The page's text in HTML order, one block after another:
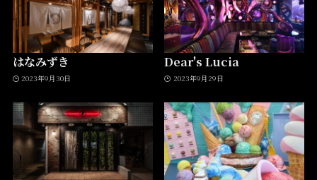
はなみずき
2023年9月30日
Dear's Lucia
2023年9月29日